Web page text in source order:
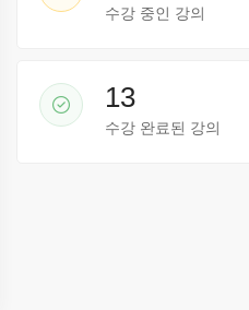
수강 중인 강의
13
수강 완료된 강의